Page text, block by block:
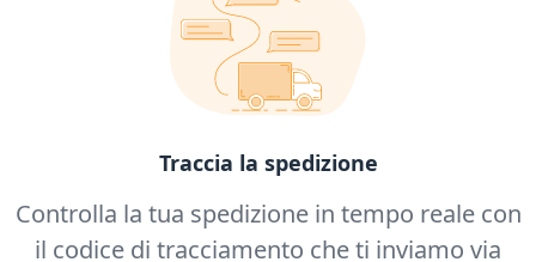
Traccia la spedizione
Controlla la tua spedizione in tempo reale con
il codice di tracciamento che ti inviamo via